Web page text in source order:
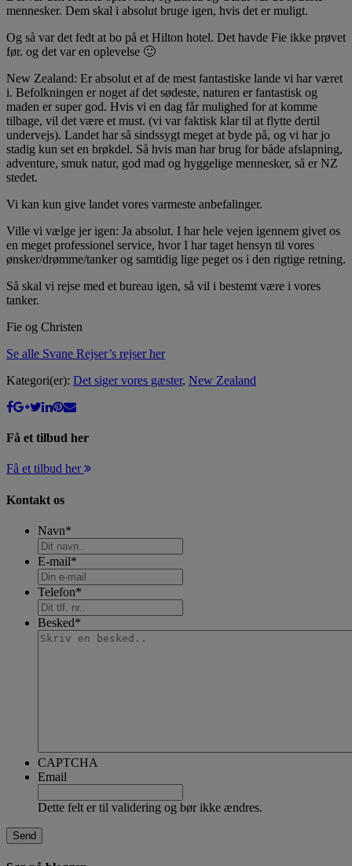
mennesker. Dem skal i absolut bruge igen, hvis det er muligt.
Og så var det fedt at bo på et Hilton hotel. Det havde Fie ikke prøvet
før. og det var en oplevelse 🙂
New Zealand: Er absolut et af de mest fantastiske lande vi har været
i. Befolkningen er noget af det sødeste, naturen er fantastisk og
maden er super god. Hvis vi en dag får mulighed for at komme
tilbage, vil det være et must. (vi var faktisk klar til at flytte dertil
undervejs). Landet har så sindssygt meget at byde på, og vi har jo
stadig kun set en brøkdel. Så hvis man har brug for både afslapning,
adventure, smuk natur, god mad og hyggelige mennesker, så er NZ
stedet.
Vi kan kun give landet vores varmeste anbefalinger.
Ville vi vælge jer igen: Ja absolut. I har hele vejen igennem givet os
en meget professionel service, hvor I har taget hensyn til vores
ønsker/drømme/tanker og samtidig lige peget os i den rigtige retning.
Så skal vi rejse med et bureau igen, så vil i bestemt være i vores
tanker.
Fie og Christen
Se alle Svane Rejser’s rejser her
Kategori(er): Det siger vores gæster, New Zealand
Få et tilbud her
Få et tilbud her
Kontakt os
Navn*
E-mail*
Telefon*
Besked*
CAPTCHA
Email
Dette felt er til validering og bør ikke ændres.